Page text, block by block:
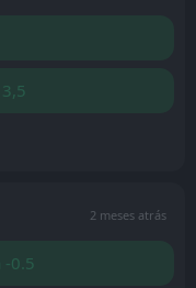
2 meses atrás
-0.5